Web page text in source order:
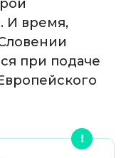
И время,
при подаче